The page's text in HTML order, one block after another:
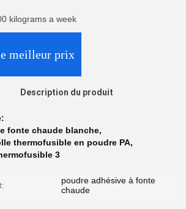
kilograms a week
meilleur prix
Description du produit
fonte chaude blanche,
thermofusible en poudre PA,
3
poudre adhésive à fonte
chaude